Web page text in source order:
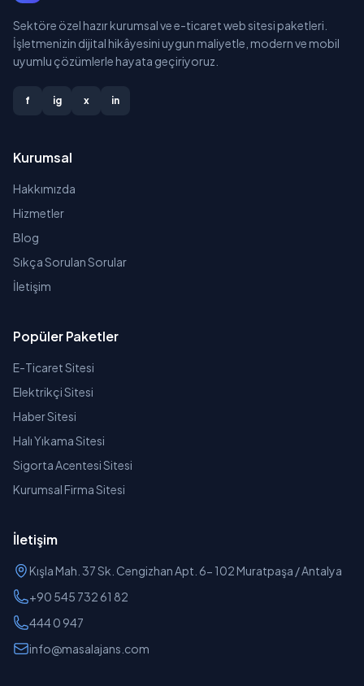
Sektöre özel hazır kurumsal ve e-ticaret web sitesi paketleri.
İşletmenizin dijital hikâyesini uygun maliyetle, modern ve mobil
uyumlu çözümlerle hayata geçiriyoruz.
f ig x in
Kurumsal
Hakkımızda
Hizmetler
Blog
Sıkça Sorulan Sorular
İletişim
Popüler Paketler
E-Ticaret Sitesi
Elektrikçi Sitesi
Haber Sitesi
Halı Yıkama Sitesi
Sigorta Acentesi Sitesi
Kurumsal Firma Sitesi
İletişim
Kışla Mah. 37 Sk. Cengizhan Apt. 6- 102 Muratpaşa / Antalya
+90 545 732 61 82
444 0 947
info@masalajans.com